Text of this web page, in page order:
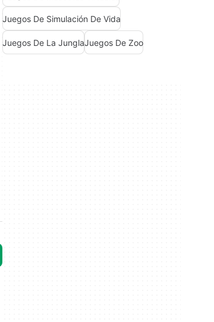
Juegos De Simulación De Vida
Juegos De La JunglaJuegos De Zoo